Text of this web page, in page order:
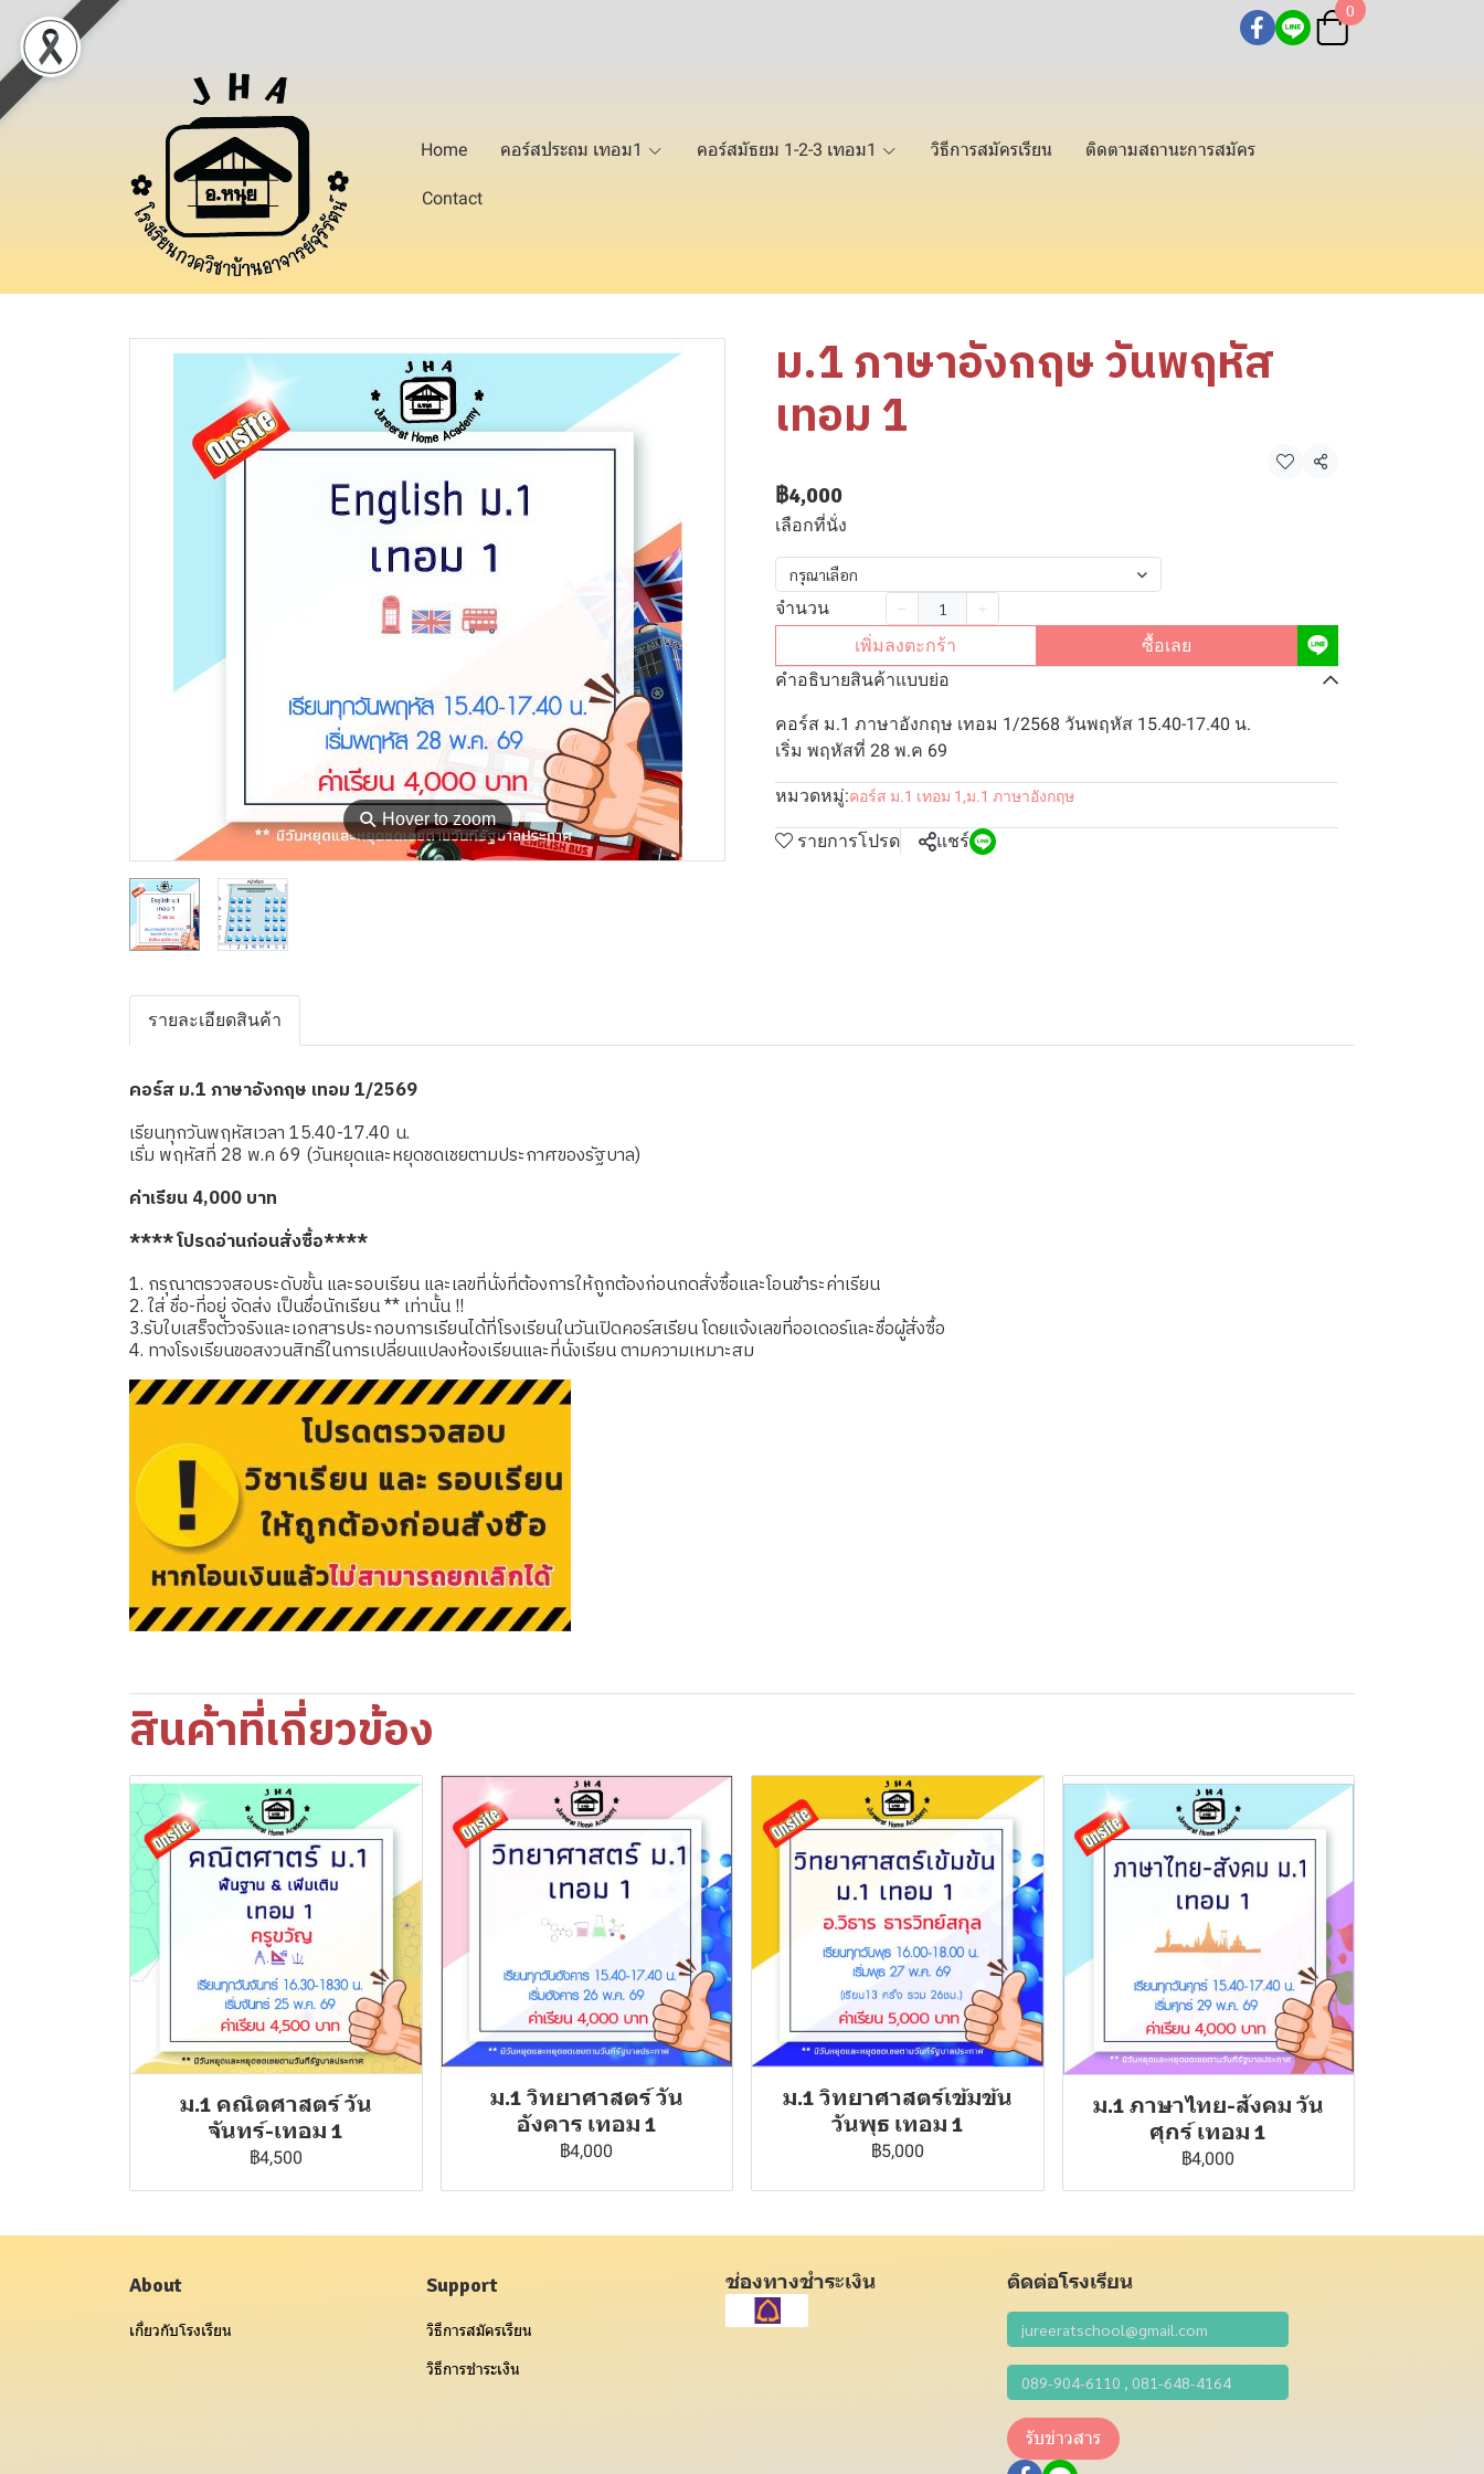
0
Home คอร์สประถม เทอม1 คอร์สมัธยม 1-2-3 เทอม1 วิธีการสมัครเรียน ติดตามสถานะการสมัคร
Contact
⚲Hover to zoom
ม.1 ภาษาอังกฤษ วันพฤหัส
เทอม 1
แชร์
฿4,000
เลือกที่นั่ง
กรุณาเลือก
จำนวน
เพิ่มลงตะกร้า
ซื้อเลย
คำอธิบายสินค้าแบบย่อ
คอร์ส ม.1 ภาษาอังกฤษ เทอม 1/2568 วันพฤหัส 15.40-17.40 น.
เริ่ม พฤหัสที่ 28 พ.ค 69
หมวดหมู่:คอร์ส ม.1 เทอม 1 ,ม.1 ภาษาอังกฤษ
รายการโปรด แชร์
รายละเอียดสินค้า
คอร์ส ม.1 ภาษาอังกฤษ เทอม 1/2569
เรียนทุกวันพฤหัสเวลา 15.40-17.40 น.
เริ่ม พฤหัสที่ 28 พ.ค 69 (วันหยุดและหยุดชดเชยตามประกาศของรัฐบาล)
ค่าเรียน 4,000 บาท
**** โปรดอ่านก่อนสั่งซื้อ****
1. กรุณาตรวจสอบระดับชั้น และรอบเรียน และเลขที่นั่งที่ต้องการให้ถูกต้องก่อนกดสั่งซื้อและโอนชำระค่าเรียน
2. ใส่ ชื่อ-ที่อยู่ จัดส่ง เป็นชื่อนักเรียน ** เท่านั้น !!
3.รับใบเสร็จตัวจริงและเอกสารประกอบการเรียนได้ที่โรงเรียนในวันเปิดคอร์สเรียน โดยแจ้งเลขที่ออเดอร์และชื่อผู้สั่งซื้อ
4. ทางโรงเรียนขอสงวนสิทธิ์ในการเปลี่ยนแปลงห้องเรียนและที่นั่งเรียน ตามความเหมาะสม
สินค้าที่เกี่ยวข้อง
ม.1 คณิตศาสตร์ วัน
จันทร์-เทอม 1
฿4,500
ม.1 วิทยาศาสตร์ วัน
อังคาร เทอม 1
฿4,000
ม.1 วิทยาศาสตร์เข้มข้น
วันพุธ เทอม 1
฿5,000
ม.1 ภาษาไทย-สังคม วัน
ศุกร์ เทอม 1
฿4,000
About
เกี่ยวกับโรงเรียน
Support
วิธีการสมัครเรียน
วิธีการชำระเงิน
ช่องทางชำระเงิน ติดต่อโรงเรียน
รับข่าวสาร